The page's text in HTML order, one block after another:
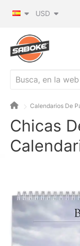
USD
Calendarios De
Chicas